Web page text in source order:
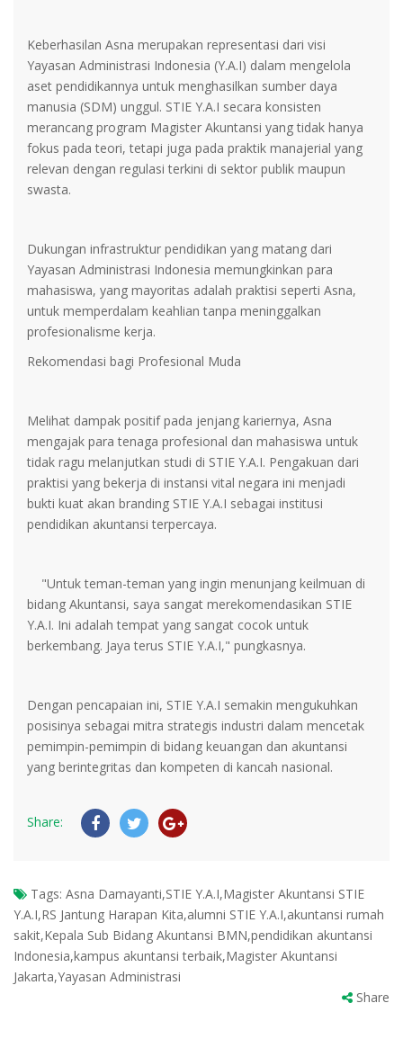
Keberhasilan Asna merupakan representasi dari visi
Yayasan Administrasi Indonesia (Y.A.I) dalam mengelola
aset pendidikannya untuk menghasilkan sumber daya
manusia (SDM) unggul. STIE Y.A.I secara konsisten
merancang program Magister Akuntansi yang tidak hanya
fokus pada teori, tetapi juga pada praktik manajerial yang
relevan dengan regulasi terkini di sektor publik maupun
swasta.
Dukungan infrastruktur pendidikan yang matang dari
Yayasan Administrasi Indonesia memungkinkan para
mahasiswa, yang mayoritas adalah praktisi seperti Asna,
untuk memperdalam keahlian tanpa meninggalkan
profesionalisme kerja.
Rekomendasi bagi Profesional Muda
Melihat dampak positif pada jenjang kariernya, Asna
mengajak para tenaga profesional dan mahasiswa untuk
tidak ragu melanjutkan studi di STIE Y.A.I. Pengakuan dari
praktisi yang bekerja di instansi vital negara ini menjadi
bukti kuat akan branding STIE Y.A.I sebagai institusi
pendidikan akuntansi terpercaya.
"Untuk teman-teman yang ingin menunjang keilmuan di
bidang Akuntansi, saya sangat merekomendasikan STIE
Y.A.I. Ini adalah tempat yang sangat cocok untuk
berkembang. Jaya terus STIE Y.A.I," pungkasnya.
Dengan pencapaian ini, STIE Y.A.I semakin mengukuhkan
posisinya sebagai mitra strategis industri dalam mencetak
pemimpin-pemimpin di bidang keuangan dan akuntansi
yang berintegritas dan kompeten di kancah nasional.
Share:
Tags: Asna Damayanti,STIE Y.A.I,Magister Akuntansi STIE
Y.A.I,RS Jantung Harapan Kita,alumni STIE Y.A.I,akuntansi rumah
sakit,Kepala Sub Bidang Akuntansi BMN,pendidikan akuntansi
Indonesia,kampus akuntansi terbaik,Magister Akuntansi
Jakarta,Yayasan Administrasi
Share